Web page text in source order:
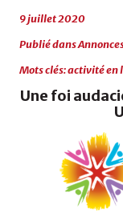
9 juillet 2020
Publié dans
Mots clés:activité en
Une foi